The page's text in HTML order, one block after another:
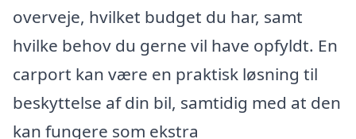
overveje, hvilket budget du har, samt
hvilke behov du gerne vil have opfyldt. En
carport kan være en praktisk løsning til
beskyttelse af din bil, samtidig med at den
kan fungere som ekstra